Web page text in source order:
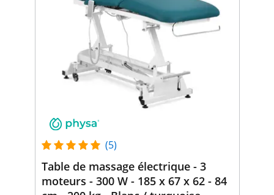
(5)
Table de massage électrique - 3
moteurs - 300 W - 185 x 67 x 62 - 84